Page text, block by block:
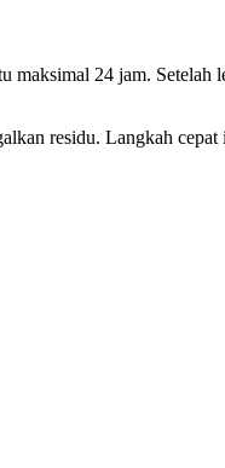
24 jam.
residu. Langkah